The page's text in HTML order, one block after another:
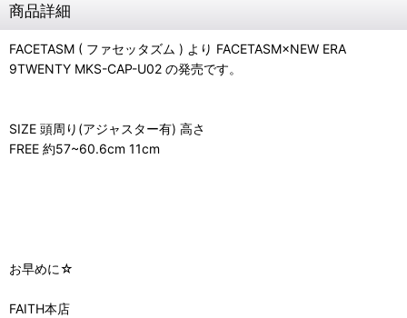
商品詳細
FACETASM ( ファセッタズム ) より FACETASM×NEW ERA
9TWENTY MKS-CAP-U02 の発売です。
SIZE 頭周り(アジャスター有) 高さ
FREE 約57~60.6cm 11cm
お早めに☆
FAITH本店